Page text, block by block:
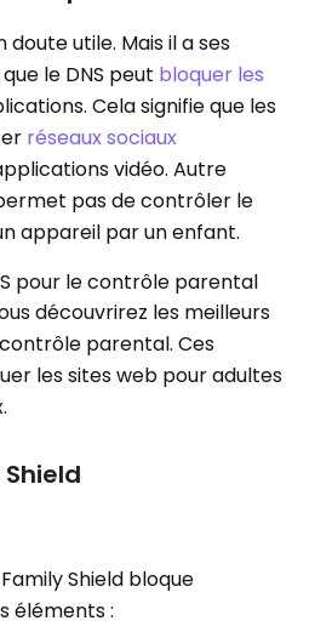
doute utile. Mais il a ses
le DNS peut bloquer les
Cela signifie que les
réseaux sociaux
vidéo. Autre
pas de contrôler le
appareil par un enfant.
pour le contrôle parental
découvrirez les meilleurs
parental. Ces
les sites web pour adultes
Shield
Shield bloque
éléments :